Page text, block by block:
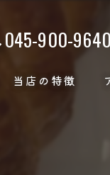
045-900-9640
当店の特徴